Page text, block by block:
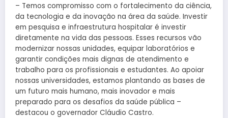
– Temos compromisso com o fortalecimento da ciência,
da tecnologia e da inovação na área da saúde. Investir
em pesquisa e infraestrutura hospitalar é investir
diretamente na vida das pessoas. Esses recursos vão
modernizar nossas unidades, equipar laboratórios e
garantir condições mais dignas de atendimento e
trabalho para os profissionais e estudantes. Ao apoiar
nossas universidades, estamos plantando as bases de
um futuro mais humano, mais inovador e mais
preparado para os desafios da saúde pública –
destacou o governador Cláudio Castro.